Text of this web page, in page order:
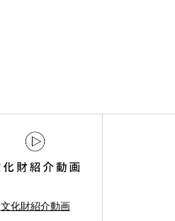
文化財紹介動画